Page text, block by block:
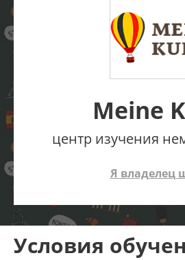
Meine
центр изучения
Я владелец
Условия